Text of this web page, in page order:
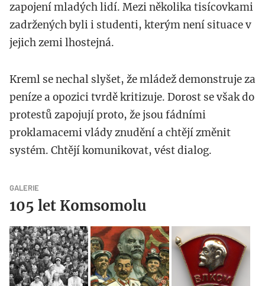
zapojení mladých lidí. Mezi několika tisícovkami
zadržených byli i studenti, kterým není situace v
jejich zemi lhostejná.
Kreml se nechal slyšet, že mládež demonstruje za
peníze a opozici tvrdě kritizuje. Dorost se však do
protestů zapojují proto, že jsou fádními
proklamacemi vlády znudění a chtějí změnit
systém. Chtějí komunikovat, vést dialog.
GALERIE
105 let Komsomolu